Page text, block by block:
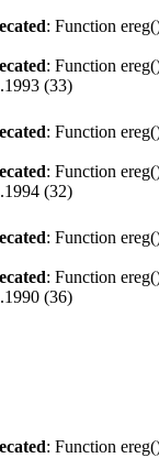
: Function
: Function
(33)
: Function
: Function
(32)
: Function
: Function
(36)
: Function